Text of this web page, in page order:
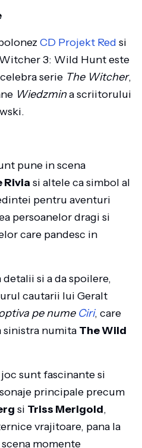
CD Projekt Red si
3: Wild Hunt este
serie The Witcher,
Wiedzmina scriitorului
pune in scena
Rivia si altele ca simbol al
pentru aventuri
persoanelor dragi si
care pandesc in
si a da spoilere,
cautarii lui Geralt
pe nume Ciri, care
sinistra numita The Wild
sunt fascinante si
principale precum
si Triss Merigold,
vrajitoare, pana la
momente